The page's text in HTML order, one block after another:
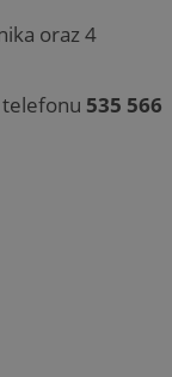
oraz 4
535 566